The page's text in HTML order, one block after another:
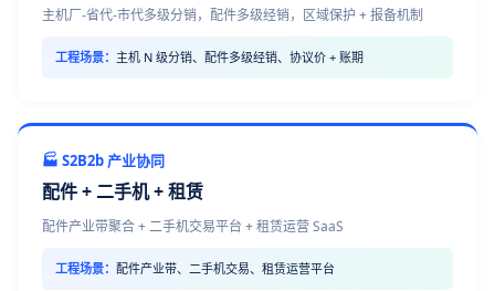
主机厂-省代-市代多级分销，配件多级经销，区域保护 + 报备机制
工程场景： 主机 N 级分销、配件多级经销、协议价 + 账期
🏭 S2B2b 产业协同
配件 + 二手机 + 租赁
配件产业带聚合 + 二手机交易平台 + 租赁运营 SaaS
工程场景： 配件产业带、二手机交易、租赁运营平台